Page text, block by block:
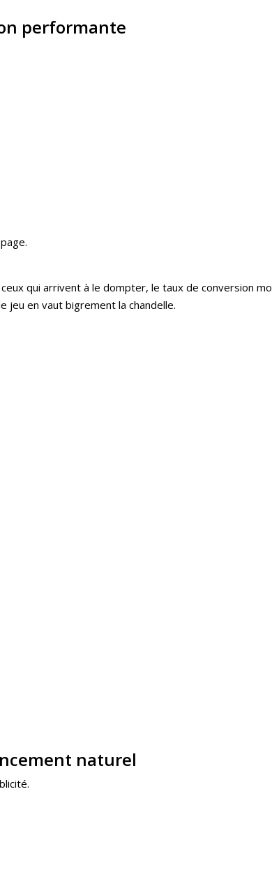
performante
qui arrivent à le dompter, le taux de conversion
jeu en vaut bigrement la chandelle.
naturel